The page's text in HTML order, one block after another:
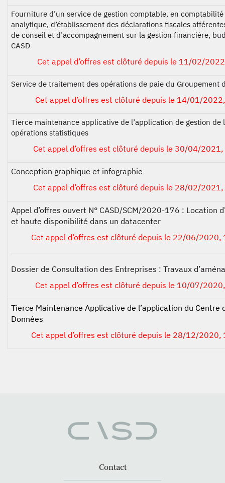
Fourniture d’un service de gestion comptable, en
analytique, d’établissement des déclarations fiscales
de conseil et d’accompagnement sur la gestion financière,
CASD
Cet appel d’offres est clôturé depuis le 11/02/
Service de traitement des opérations de paie du Groupement
Cet appel d’offres est clôturé depuis le 14/01/
Tierce maintenance applicative de l’application de gestion de
opérations statistiques
Cet appel d’offres est clôturé depuis le 30/04/2021,
Conception graphique et infographie
Cet appel d’offres est clôturé depuis le 28/02/2021,
Appel d’offres ouvert N° CASD/SCM/2020-176 : Location
et haute disponibilité dans un datacenter
Cet appel d’offres est clôturé depuis le 22/06/2020,
Dossier de Consultation des Entreprises : Travaux
Cet appel d’offres est clôturé depuis le 10/07/
Tierce Maintenance Applicative de l’application du Centre
Données
Cet appel d’offres est clôturé depuis le 28/12/2020,
Contact